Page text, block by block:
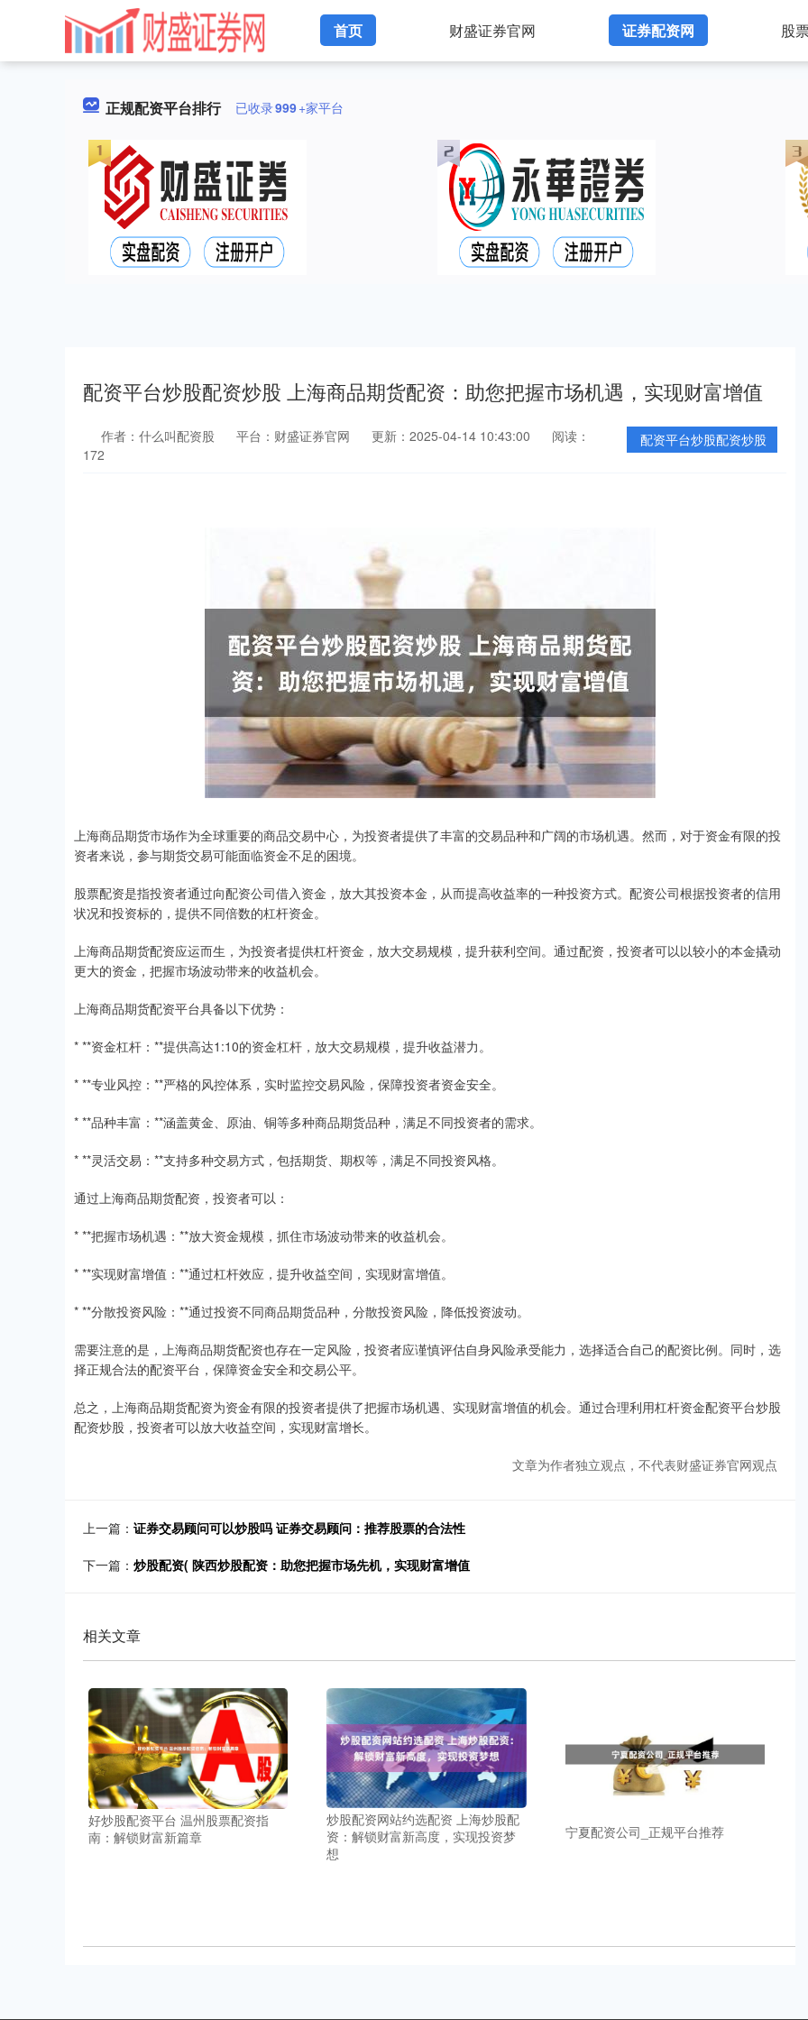
首页 财盛证券官网 证券配资网 股
正规配资平台排行 已收录999+家平台
配资平台炒股配资炒股 上海商品期货配资：助您把握市场机遇，实现财富增值
配资平台炒股配资炒股
作者：什么叫配资股 平台：财盛证券官网 更新：2025-04-14 10:43:00
阅读：
172
上海商品期货市场作为全球重要的商品交易中心，为投资者提供了丰富的交易品种和广阔的市场机遇。然而，对于资金有限的投
资者来说，参与期货交易可能面临资金不足的困境。
股票配资是指投资者通过向配资公司借入资金，放大其投资本金，从而提高收益率的一种投资方式。配资公司根据投资者的信用
状况和投资标的，提供不同倍数的杠杆资金。
上海商品期货配资应运而生，为投资者提供杠杆资金，放大交易规模，提升获利空间。通过配资，投资者可以以较小的本金撬动
更大的资金，把握市场波动带来的收益机会。
上海商品期货配资平台具备以下优势：
* **资金杠杆：**提供高达1:10的资金杠杆，放大交易规模，提升收益潜力。
* **专业风控：**严格的风控体系，实时监控交易风险，保障投资者资金安全。
* **品种丰富：**涵盖黄金、原油、铜等多种商品期货品种，满足不同投资者的需求。
* **灵活交易：**支持多种交易方式，包括期货、期权等，满足不同投资风格。
通过上海商品期货配资，投资者可以：
* **把握市场机遇：**放大资金规模，抓住市场波动带来的收益机会。
* **实现财富增值：**通过杠杆效应，提升收益空间，实现财富增值。
* **分散投资风险：**通过投资不同商品期货品种，分散投资风险，降低投资波动。
需要注意的是，上海商品期货配资也存在一定风险，投资者应谨慎评估自身风险承受能力，选择适合自己的配资比例。同时，选
择正规合法的配资平台，保障资金安全和交易公平。
总之，上海商品期货配资为资金有限的投资者提供了把握市场机遇、实现财富增值的机会。通过合理利用杠杆资金配资平台炒股
配资炒股，投资者可以放大收益空间，实现财富增长。
文章为作者独立观点，不代表财盛证券官网观点
上一篇： 证券交易顾问可以炒股吗 证券交易顾问：推荐股票的合法性
下一篇： 炒股配资( 陕西炒股配资：助您把握市场先机，实现财富增值
相关文章
好炒股配资平台 温州股票配资指
南：解锁财富新篇章
炒股配资网站约选配资 上海炒股配
资：解锁财富新高度，实现投资梦
想
宁夏配资公司_正规平台推荐